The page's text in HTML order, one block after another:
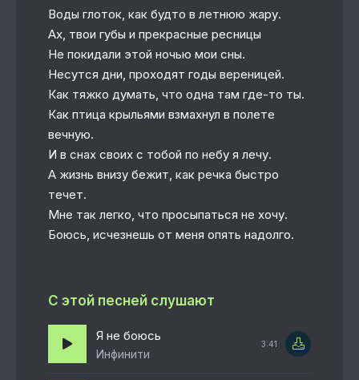
Воды глоток, как будто в летнюю жару.
Ах, твои губы и прекрасные ресницы
Не покидали этой ночью мои сны.
Несутся дни, проходят годы вереницей.
Как тяжко думать, что одна там где-то ты.
Как птица крыльями взмахнул в полете
вечную.
И в снах своих с тобой по небу я лечу.
А жизнь внизу бежит, как речка быстро
течет.
Мне так легко, что просыпаться не хочу.
Боюсь, исчезнешь от меня опять надолго.
С этой песней слушают
Я не боюсь
Инфинити
3:41